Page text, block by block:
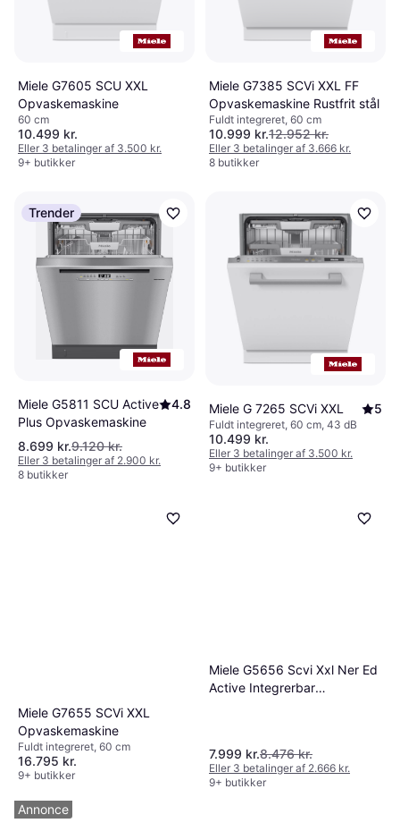
Miele G7605 SCU XXL
Opvaskemaskine
60 cm
10.499 kr.
Eller 3 betalinger af 3.500 kr.
9+ butikker
Miele G7385 SCVi XXL FF
Opvaskemaskine Rustfrit stål
Fuldt integreret, 60 cm
10.999 kr.12.952 kr.
Eller 3 betalinger af 3.666 kr.
8 butikker
Trender
Miele G5811 SCU Active
Plus Opvaskemaskine
4.8
8.699 kr.9.120 kr.
Eller 3 betalinger af 2.900 kr.
8 butikker
Miele G 7265 SCVi XXL 5
Fuldt integreret, 60 cm, 43 dB
10.499 kr.
Eller 3 betalinger af 3.500 kr.
9+ butikker
Miele G7655 SCVi XXL
Opvaskemaskine
Fuldt integreret, 60 cm
16.795 kr.
9+ butikker
Miele G5656 Scvi Xxl Ner Ed
Active Integrerbar
7.999 kr.8.476 kr.
Eller 3 betalinger af 2.666 kr.
9+ butikker
Annonce